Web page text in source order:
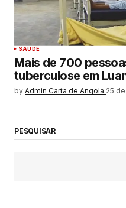
SAUDE
Mais de 700
tuberculose em
by Admin Carta de Angola.25
PESQUISAR